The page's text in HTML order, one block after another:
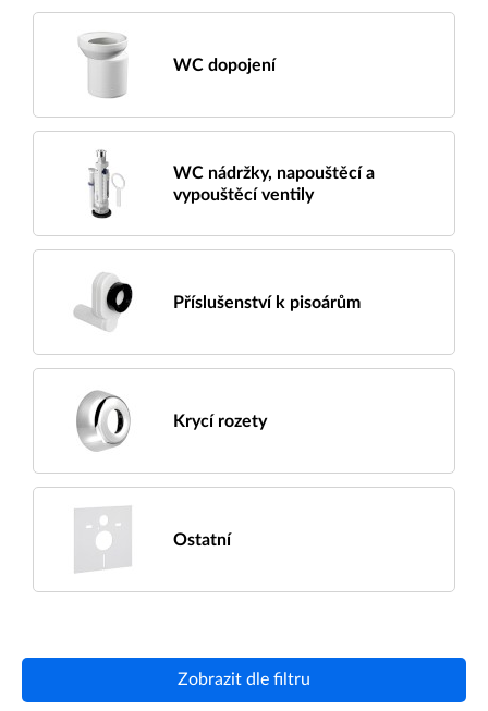
WC dopojení
WC nádržky, napouštěcí a
vypouštěcí ventily
Příslušenství k pisoárům
Krycí rozety
Ostatní
Zobrazit dle filtru